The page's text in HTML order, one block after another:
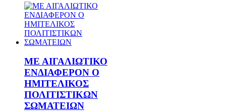
ΜΕ ΑΙΓΑΛΙΩΤΙΚΟ
ΕΝΔΙΑΦΕΡΟΝ Ο
ΗΜΙΤΕΛΙΚΟΣ
ΠΟΛΙΤΙΣΤΙΚΩΝ
ΣΩΜΑΤΕΙΩΝ